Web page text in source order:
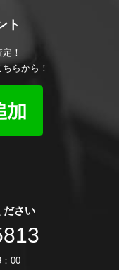
ト
！
らから！
ださい
00